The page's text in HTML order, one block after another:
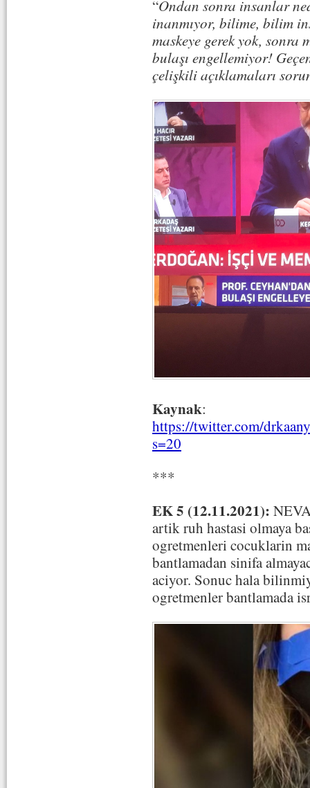
“Ondan sonra insanlar
inanmıyor, bilime, bilim
maskeye gerek yok, sonra
bulaşı engellemiyor!
çelişkili açıklamaları
Kaynak:
https://twitter.com/
s=20
***
EK 5 (12.11.2021):
artik ruh hastasi olmaya
ogretmenleri cocuklarin
bantlamadan sinifa
aciyor. Sonuc hala
ogretmenler bantlamada